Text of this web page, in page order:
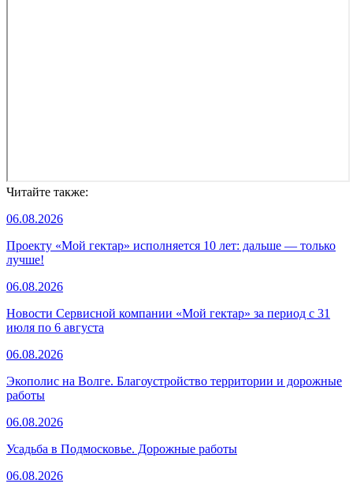
Читайте также:
06.08.2026
Проекту «Мой гектар» исполняется 10 лет: дальше — только
лучше!
06.08.2026
Новости Сервисной компании «Мой гектар» за период с 31
июля по 6 августа
06.08.2026
Экополис на Волге. Благоустройство территории и дорожные
работы
06.08.2026
Усадьба в Подмосковье. Дорожные работы
06.08.2026